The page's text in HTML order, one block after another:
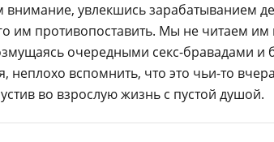
внимание, увлекшись зарабатыванием
им противопоставить. Мы не читаем
очередными секс-бравадами и
неплохо вспомнить, что это чьи-то
во взрослую жизнь с пустой душой.